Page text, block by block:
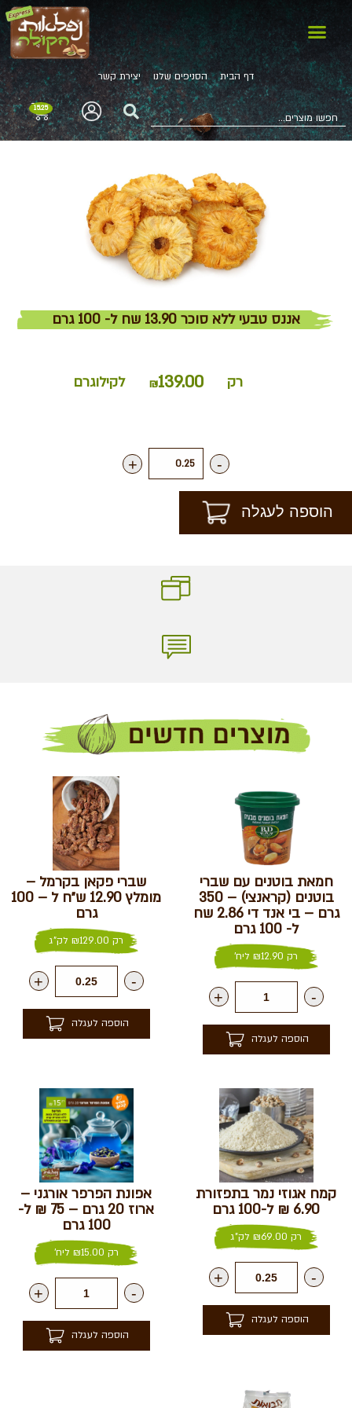
דף הבית הסניפים שלנו יצירת קשר
15.25
אננס טבעי ללא סוכר 13.90 שח ל- 100 גרם
רק ₪139.00 לקילוגרם
-
+
הוספה לעגלה
חמאת בוטנים עם שברי
בוטנים (קראנצי) – 350
גרם – בי אנד די 2.86 שח
ל- 100 גרם
רק ₪12.90 ליח'
-
+
הוספה לעגלה
שברי פקאן בקרמל –
מומלץ 12.90 ש״ח ל – 100
גרם
רק ₪129.00 לק"ג
-
+
הוספה לעגלה
קמח אגוזי נמר בתפזורת
6.90 ₪ ל-100 גרם
רק ₪69.00 לק"ג
-
+
הוספה לעגלה
אפונת הפרפר אורגני –
ארוז 20 גרם – 75 ₪ ל-
100 גרם
רק ₪15.00 ליח'
-
+
הוספה לעגלה